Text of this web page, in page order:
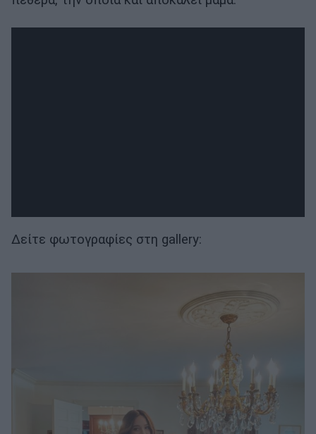
Δείτε φωτογραφίες στη gallery: